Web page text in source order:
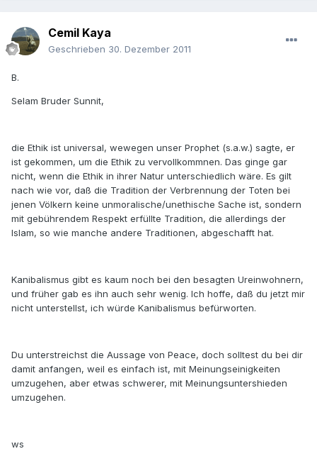
Cemil Kaya
Geschrieben 30. Dezember 2011
B.
Selam Bruder Sunnit,
die Ethik ist universal, wewegen unser Prophet (s.a.w.) sagte, er
ist gekommen, um die Ethik zu vervollkommnen. Das ginge gar
nicht, wenn die Ethik in ihrer Natur unterschiedlich wäre. Es gilt
nach wie vor, daß die Tradition der Verbrennung der Toten bei
jenen Völkern keine unmoralische/unethische Sache ist, sondern
mit gebührendem Respekt erfüllte Tradition, die allerdings der
Islam, so wie manche andere Traditionen, abgeschafft hat.
Kanibalismus gibt es kaum noch bei den besagten Ureinwohnern,
und früher gab es ihn auch sehr wenig. Ich hoffe, daß du jetzt mir
nicht unterstellst, ich würde Kanibalismus befürworten.
Du unterstreichst die Aussage von Peace, doch solltest du bei dir
damit anfangen, weil es einfach ist, mit Meinungseinigkeiten
umzugehen, aber etwas schwerer, mit Meinungsuntershieden
umzugehen.
ws